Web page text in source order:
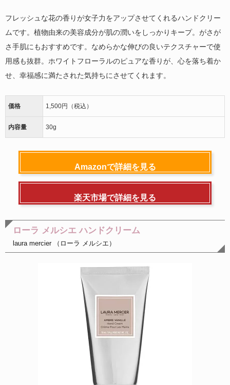
フレッシュな花の香りが女子力をアップさせてくれるハンドクリー
ムです。植物由来の美容成分が肌の潤いをしっかりキープ。がさが
さ手肌にもおすすめです。なめらかな伸びの良いテクスチャーで使
用感も抜群。ホワイトフローラルのピュアな香りが、心を落ち着か
せ、幸福感に満たされた気持ちにさせてくれます。
価格 1,500円（税込）
内容量 30g
Amazonで詳細を見る
楽天市場で詳細を見る
ローラ メルシエ ハンドクリーム
laura mercier （ローラ メルシエ）